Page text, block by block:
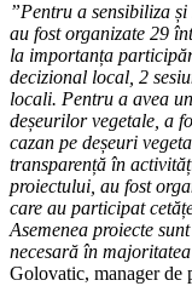
”Pentru a sensibiliza
au fost organizate 29
la importanța
decizional local, 2
locali. Pentru a avea
deșeurilor vegetale, a
cazan pe deșeuri
transparență în
proiectului, au fost
care au participat
Asemenea proiecte
necesară în
Golovatic, manager de